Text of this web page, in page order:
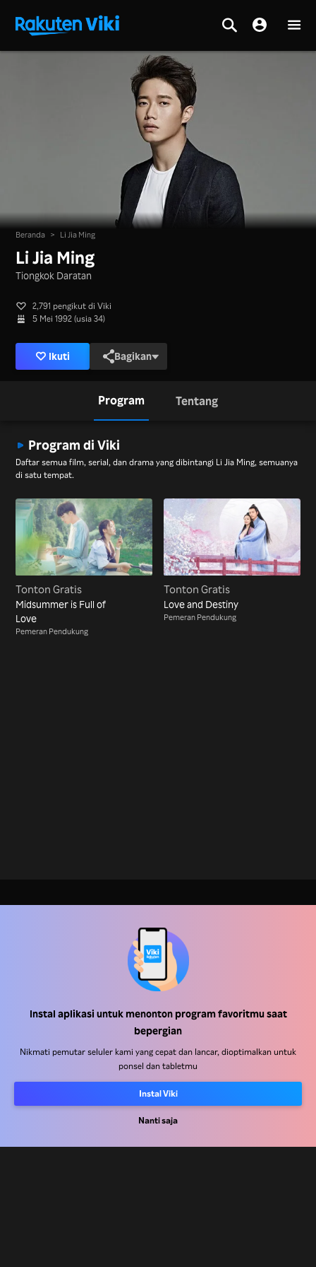
Instal aplikasi untuk menonton program favoritmu saat
bepergian
Nikmati pemutar seluler kami yang cepat dan lancar, dioptimalkan untuk
ponsel dan tabletmu
Instal Viki
Nanti saja
Beranda > Li Jia Ming
Li Jia Ming
Tiongkok Daratan
2,791 pengikut di Viki
5 Mei 1992 (usia 34)
Ikuti Bagikan
Program Tentang
Program di Viki
Daftar semua film, serial, dan drama yang dibintangi Li Jia Ming, semuanya
di satu tempat.
Tonton Gratis
Midsummer is Full of
Love
Pemeran Pendukung
Tonton Gratis
Love and Destiny
Pemeran Pendukung
Pusat Bantuan